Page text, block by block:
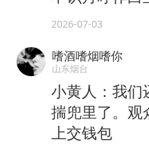
2026-07-03
嗜酒嗜烟嗜你
山东烟台
小黄人：我们
揣兜里了。观
上交钱包